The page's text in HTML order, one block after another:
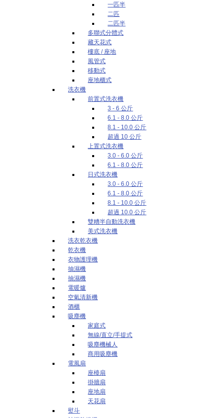
一匹半
二匹
二匹半
多聯式分體式
藏天花式
樓底 / 座地
風管式
移動式
座地櫃式
洗衣機
前置式洗衣機
3 - 6 公斤
6.1 - 8.0 公斤
8.1 - 10.0 公斤
超過 10 公斤
上置式洗衣機
3.0 - 6.0 公斤
6.1 - 8.0 公斤
日式洗衣機
3.0 - 6.0 公斤
6.1 - 8.0 公斤
8.1 - 10.0 公斤
超過 10.0 公斤
雙糟半自動洗衣機
美式洗衣機
洗衣乾衣機
乾衣機
衣物護理機
抽濕機
抽濕機
電暖爐
空氣清新機
酒櫃
吸塵機
家庭式
無線/直立/手提式
吸塵機械人
商用吸塵機
電風扇
座檯扇
掛牆扇
座地扇
天花扇
熨斗